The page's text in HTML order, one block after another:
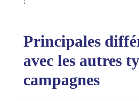
Principales
avec les autres
campagnes